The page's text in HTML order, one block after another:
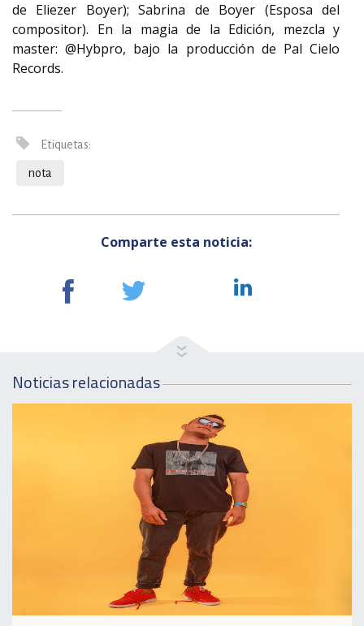
de Eliezer Boyer); Sabrina de Boyer (Esposa del
compositor). En la magia de la Edición, mezcla y
master: @Hybpro, bajo la producción de Pal Cielo
Records.
Etiquetas:
nota
Comparte esta noticia:
Noticias relacionadas